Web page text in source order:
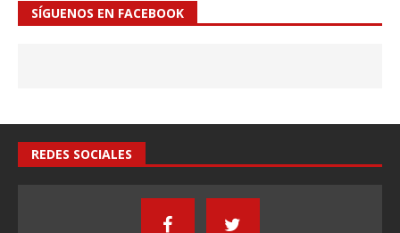
SÍGUENOS EN FACEBOOK
REDES SOCIALES